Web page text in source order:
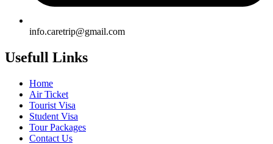
info.caretrip@gmail.com
Usefull Links
Home
Air Ticket
Tourist Visa
Student Visa
Tour Packages
Contact Us